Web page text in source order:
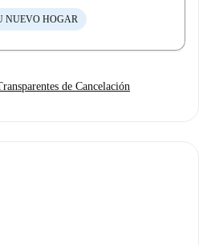
NUEVO HOGAR
de Cancelación